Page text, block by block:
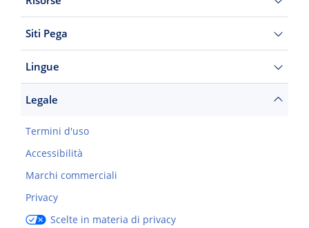
Siti Pega
Lingue
Legale
Termini d'uso
Accessibilità
Marchi commerciali
Privacy
Scelte in materia di privacy